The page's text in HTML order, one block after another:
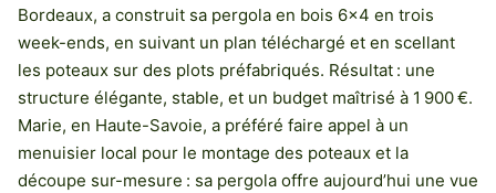
Bordeaux, a construit sa pergola en bois 6×4 en trois
week-ends, en suivant un plan téléchargé et en scellant
les poteaux sur des plots préfabriqués. Résultat : une
structure élégante, stable, et un budget maîtrisé à 1 900 €.
Marie, en Haute-Savoie, a préféré faire appel à un
menuisier local pour le montage des poteaux et la
découpe sur-mesure : sa pergola offre aujourd’hui une vue